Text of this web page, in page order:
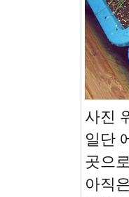
사진
일단
곳으
아직